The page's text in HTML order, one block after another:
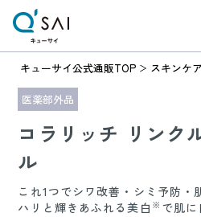
キューサイ公式通販TOP スキンケア
医薬部外品
コラリッチ リンク
ル
これ1つでシワ改善・シミ予防・
ハリと輝きあふれる美白 ※ で肌に